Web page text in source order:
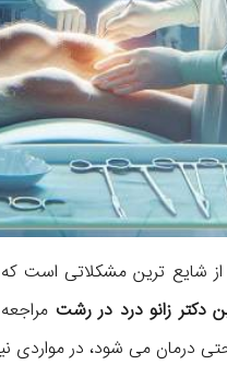
ترین مشکلاتی است که
دکتر زانو درد در رشت
درمان می شود، در